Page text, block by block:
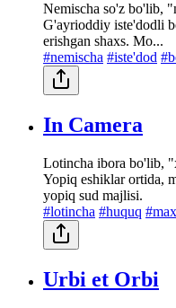
Nemischa so'z bo'lib,
G'ayrioddiy iste'dodli
erishgan shaxs. Mo...
#nemischa #iste'dod
In Camera
Lotincha ibora bo'lib,
Yopiq eshiklar ortida,
yopiq sud majlisi.
#lotincha #huquq
Urbi et Orbi